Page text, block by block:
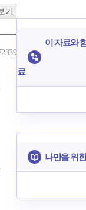
기
이 자료와
료
나만을 위